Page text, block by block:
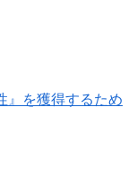
』を獲得するため